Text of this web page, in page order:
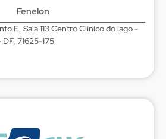
Fenelon
E, Sala 113 Centro Clínico do lago -
71625-175